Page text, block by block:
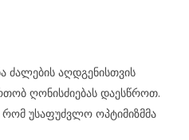
ძალების აღდგენისთვის
ღონისძიებას დაესწროთ.
უსაფუძვლო ოპტიმიზმმა